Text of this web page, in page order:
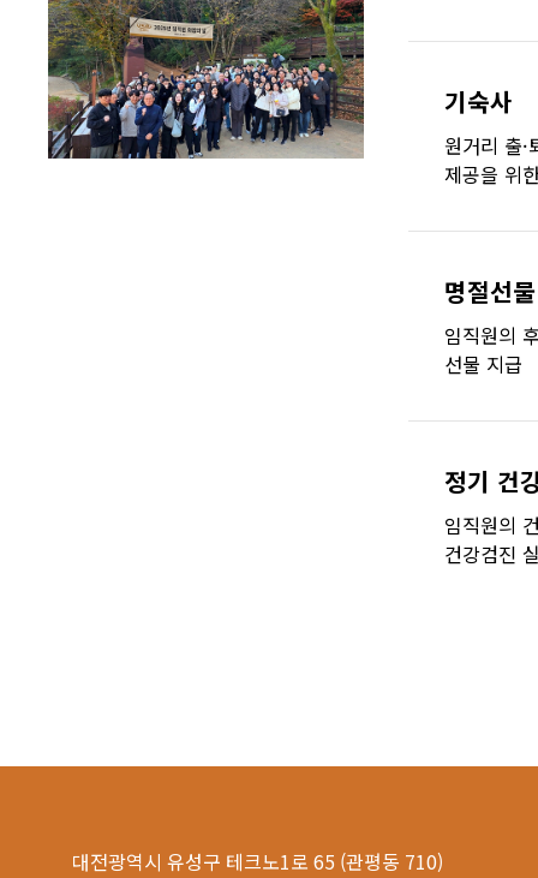
기숙사
원거리 출·
제공을 위
명절선물
임직원의
선물 지급
정기 건
임직원의
건강검진
대전광역시 유성구 테크노1로 65 (관평동 710)